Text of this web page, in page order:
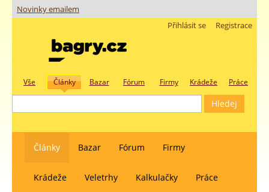
Novinky emailem
Registrace
Přihlásit se
Vše Články Bazar Fórum Firmy Krádeže Práce
Články Bazar Fórum Firmy
Krádeže Veletrhy Kalkulačky Práce